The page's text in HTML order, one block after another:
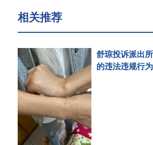
相关推荐
舒琼投诉派出
的违法违规行为